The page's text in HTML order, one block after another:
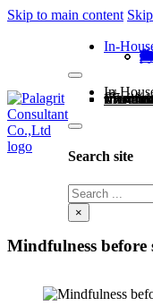
Skip to main content
In-
หลักสู
หลักสูตร
หลักสู
หลักสูตร
หลักสูตร
หลักสูตร
หลักสูตร Complex
In- ห
ห
ห
ห
ห
ห
หลั
ผลงาน
บทควา
เกี่ยวกับ
ติดต่อเ
Search site
Search
×
Mindfulness before